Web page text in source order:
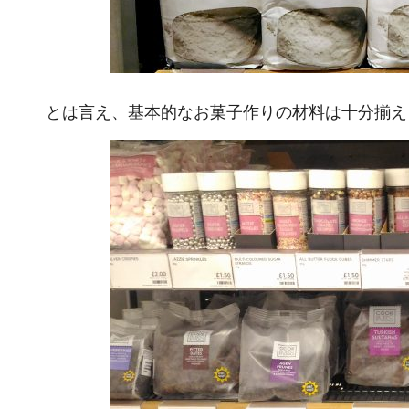
とは言え、基本的なお菓子作りの材料は十分揃